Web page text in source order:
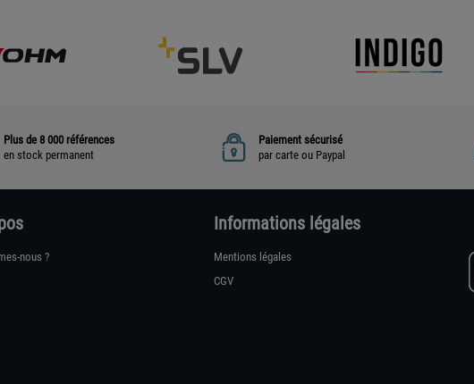
Plus de 8 000 références
en stock permanent
Paiement sécurisé
par carte ou Paypal
nous ?
Informations légales
Mentions légales
CGV